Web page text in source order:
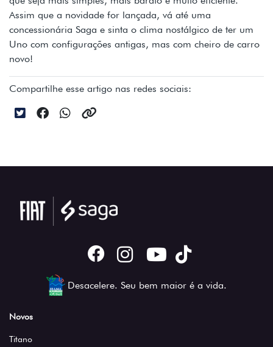
Assim que a novidade for lançada, vá até uma
concessionária Saga e sinta o clima nostálgico de ter um
Uno com configurações antigas, mas com cheiro de carro
novo!
Compartilhe esse artigo nas redes sociais:
Desacelere. Seu bem maior é a vida.
Novos
Titano